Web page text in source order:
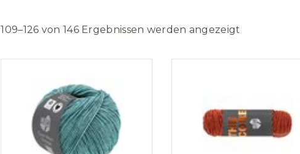
109–126 von 146 Ergebnissen werden angezeigt